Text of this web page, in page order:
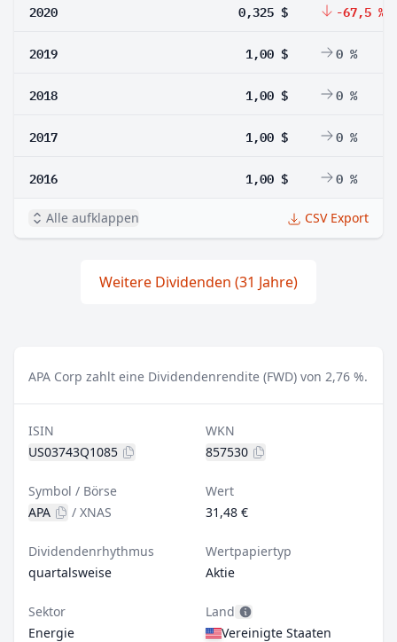
2020 0,325 $ -67,5 %
2019 1,00 $ 0 %
2018 1,00 $ 0 %
2017 1,00 $ 0 %
2016 1,00 $ 0 %
Alle aufklappen CSV Export
Weitere Dividenden (31 Jahre)
APA Corp zahlt eine Dividendenrendite (FWD) von 2,76 %.
ISIN
US03743Q1085
WKN
857530
Symbol / Börse
APA
/ XNAS
Wert
31,48 €
Dividendenrhythmus
quartalsweise
Wertpapiertyp
Aktie
Sektor
Energie
Land
Vereinigte Staaten